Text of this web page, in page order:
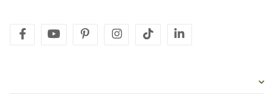
facebookyoutubepinterestinstagram
tiktok